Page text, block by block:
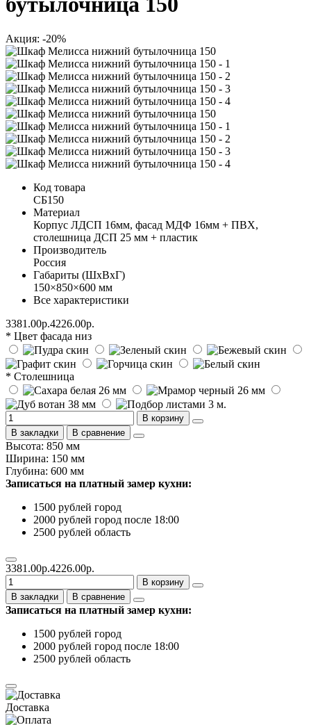
Акция: -20%
Код товара
СБ150
Материал
Корпус ЛДСП 16мм, фасад МДФ 16мм + ПВХ,
столешница ДСП 25 мм + пластик
Производитель
Россия
Габариты (ШхВхГ)
150×850×600 мм
Все характеристики
3381.00р.4226.00р.
* Цвет фасада низ
* Столешница
В корзину
В закладки
В сравнение
Высота: 850 мм
Ширина: 150 мм
Глубина: 600 мм
Записаться на платный замер кухни:
1500 рублей город
2000 рублей город после 18:00
2500 рублей область
3381.00р.4226.00р.
В корзину
В закладки
В сравнение
Записаться на платный замер кухни:
1500 рублей город
2000 рублей город после 18:00
2500 рублей область
Доставка